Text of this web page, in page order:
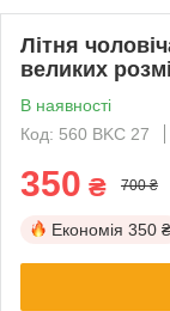
Літня
великих
В наявності
Код: 560 BKC 27
350 ₴ 700 ₴
Економія 350 ₴